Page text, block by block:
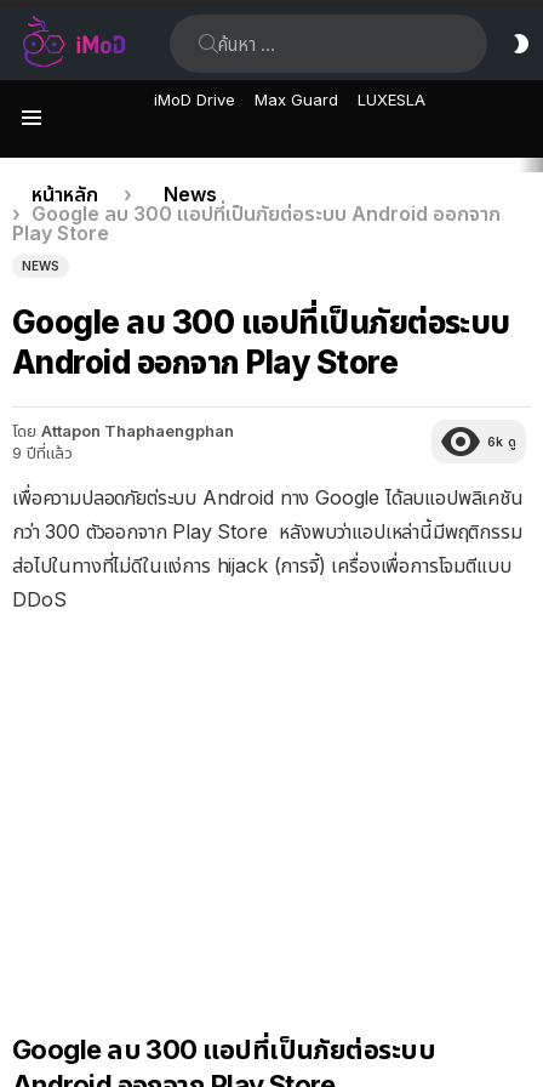
iMoD Drive Max Guard LUXESLA
เรื่อง
ล่าสุด
คุณอยู่ที่นี่:
หน้าหลัก
News
Google ลบ 300 แอปที่เป็นภัยต่อระบบ Android ออกจาก
Play Store
NEWS
Google ลบ 300 แอปที่เป็นภัยต่อระบบ
Android ออกจาก Play Store
โดย Attapon Thaphaengphan
9 ปีที่แล้ว
6k ดู
เพื่อความปลอดภัยต่ระบบ Android ทาง Google ได้ลบแอปพลิเคชัน
กว่า 300 ตัวออกจาก Play Store หลังพบว่าแอปเหล่านี้มีพฤติกรรม
ส่อไปในทางที่ไม่ดีในแง่การ hijack (การจี้) เครื่องเพื่อการโจมตีแบบ
DDoS
Google ลบ 300 แอปที่เป็นภัยต่อระบบ